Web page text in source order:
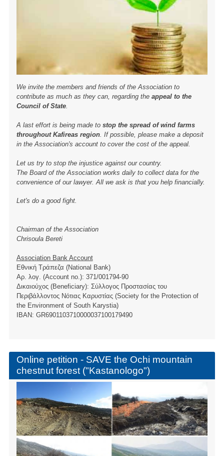
We invite the members and friends of the Association to
contribute as much as they can, regarding the appeal to the
Council of State.
A last effort is being made to stop the spread of wind farms
throughout Kafireas region. If possible, please make a deposit
in the Association's account to cover the cost of the appeal.
Let us try to stop the injustice against our country.
The Board of the Association works daily to collect data for the
convenience of our lawyer. All we ask is that you help financially.
Let's do a good fight.
Chairman of the Association
Chrisoula Bereti
Association Bank Account
Εθνική Τράπεζα (National Bank)
Αρ. λογ. (Account no.): 371/001794-90
Δικαιούχος (Beneficiary): Σύλλογος Προστασίας του
Περιβάλλοντος Νότιας Καρυστίας (Society for the Protection of
the Environment of South Karystia)
ΙBAN: GR6901103710000037100179490
Online petition - SAVE the Ochi mountain
chestnut forest ("Kastanologo")